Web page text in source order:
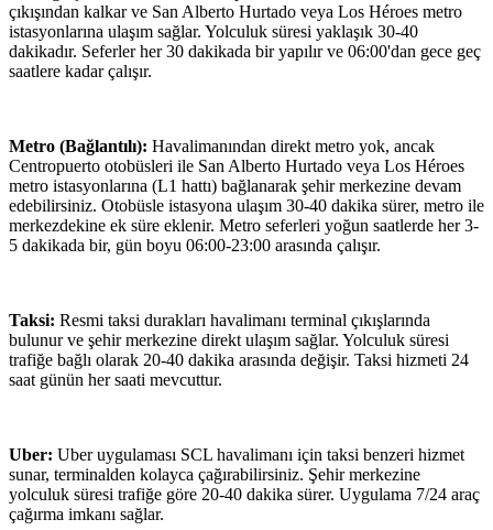
çıkışından kalkar ve San Alberto Hurtado veya Los Héroes metro
istasyonlarına ulaşım sağlar. Yolculuk süresi yaklaşık 30-40
dakikadır. Seferler her 30 dakikada bir yapılır ve 06:00'dan gece geç
saatlere kadar çalışır.
Metro (Bağlantılı): Havalimanından direkt metro yok, ancak
Centropuerto otobüsleri ile San Alberto Hurtado veya Los Héroes
metro istasyonlarına (L1 hattı) bağlanarak şehir merkezine devam
edebilirsiniz. Otobüsle istasyona ulaşım 30-40 dakika sürer, metro ile
merkezdekine ek süre eklenir. Metro seferleri yoğun saatlerde her 3-
5 dakikada bir, gün boyu 06:00-23:00 arasında çalışır.
Taksi: Resmi taksi durakları havalimanı terminal çıkışlarında
bulunur ve şehir merkezine direkt ulaşım sağlar. Yolculuk süresi
trafiğe bağlı olarak 20-40 dakika arasında değişir. Taksi hizmeti 24
saat günün her saati mevcuttur.
Uber: Uber uygulaması SCL havalimanı için taksi benzeri hizmet
sunar, terminalden kolayca çağırabilirsiniz. Şehir merkezine
yolculuk süresi trafiğe göre 20-40 dakika sürer. Uygulama 7/24 araç
çağırma imkanı sağlar.